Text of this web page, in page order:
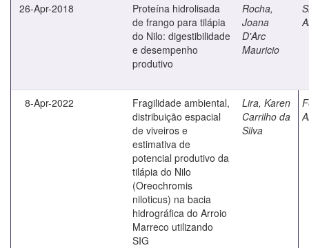
26-Apr-2018
Proteína hidrolisada
de frango para tilápia
do Nilo: digestibilidade
e desempenho
produtivo
Rocha,
Joana
D'Arc
Mauricio
8-Apr-2022
Fragilidade ambiental,
distribuição espacial
de viveiros e
estimativa de
potencial produtivo da
tilápia do Nilo
(Oreochromis
niloticus) na bacia
hidrográfica do Arroio
Marreco utilizando
SIG
Lira, Karen
Carrilho da
Silva